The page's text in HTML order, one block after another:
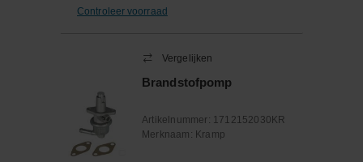
Controleer voorraad
Vergelijken
Brandstofpomp
Artikelnummer: 1712152030KR
Merknaam: Kramp